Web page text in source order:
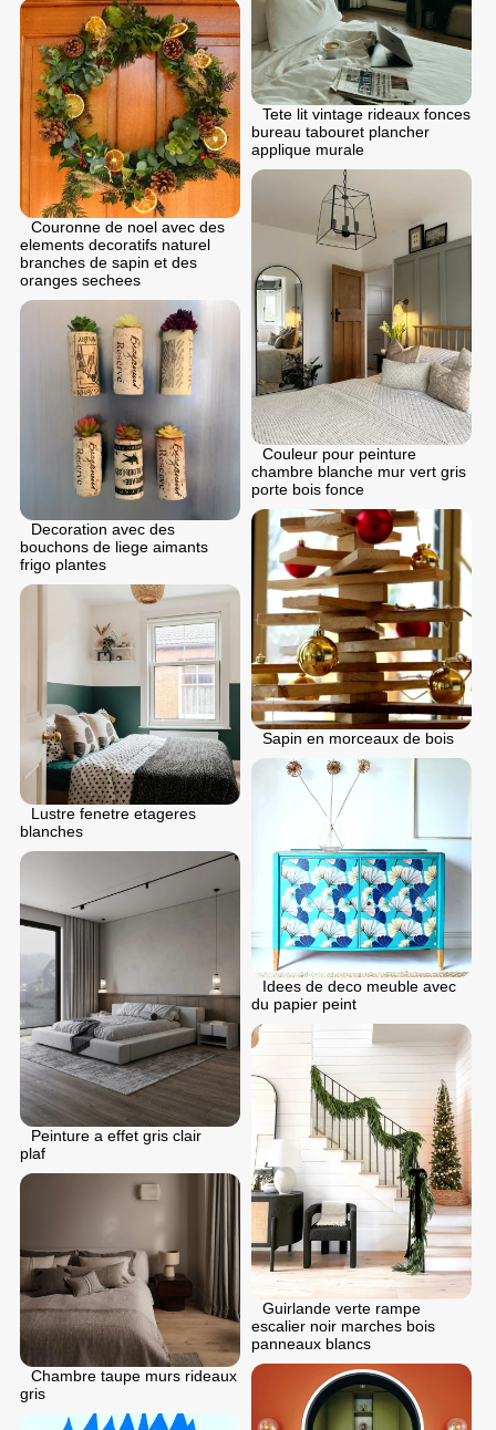
Tete lit vintage rideaux fonces
bureau tabouret plancher
applique murale
Couronne de noel avec des
elements decoratifs naturel
branches de sapin et des
oranges sechees
Couleur pour peinture
chambre blanche mur vert gris
porte bois fonce
Decoration avec des
bouchons de liege aimants
frigo plantes
Sapin en morceaux de bois
Lustre fenetre etageres
blanches
Idees de deco meuble avec
du papier peint
Peinture a effet gris clair
plaf
Guirlande verte rampe
escalier noir marches bois
panneaux blancs
Chambre taupe murs rideaux
gris